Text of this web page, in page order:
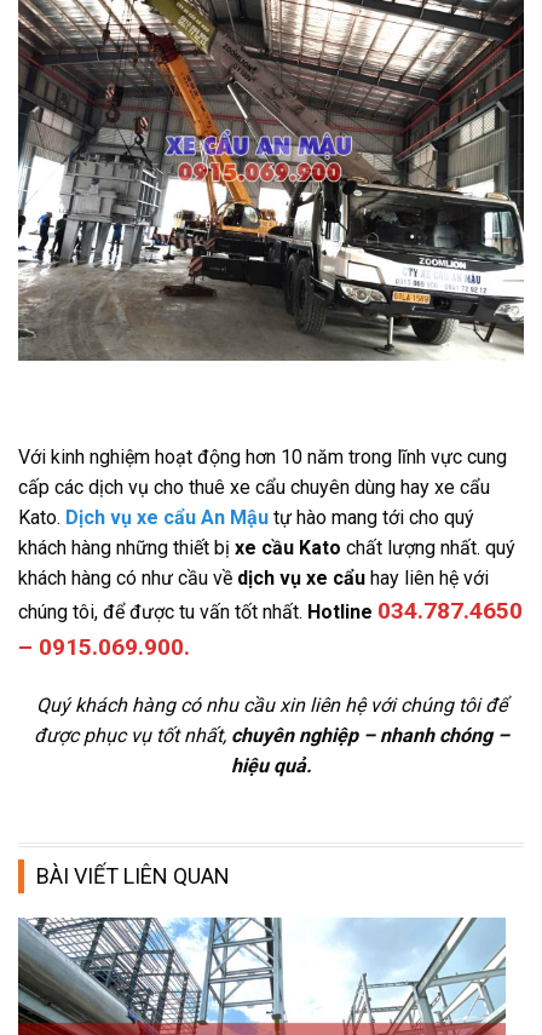
Với kinh nghiệm hoạt động hơn 10 năm trong lĩnh vực cung
cấp các dịch vụ cho thuê xe cẩu chuyên dùng hay xe cẩu
Kato. Dịch vụ xe cẩu An Mậu tự hào mang tới cho quý
khách hàng những thiết bị xe cầu Kato chất lượng nhất. quý
khách hàng có như cầu về dịch vụ xe cẩu hay liên hệ với
chúng tôi, để được tu vấn tốt nhất. Hotline 034.787.4650
– 0915.069.900.
Quý khách hàng có nhu cầu xin liên hệ với chúng tôi để
được phục vụ tốt nhất, chuyên nghiệp – nhanh chóng –
hiệu quả.
BÀI VIẾT LIÊN QUAN